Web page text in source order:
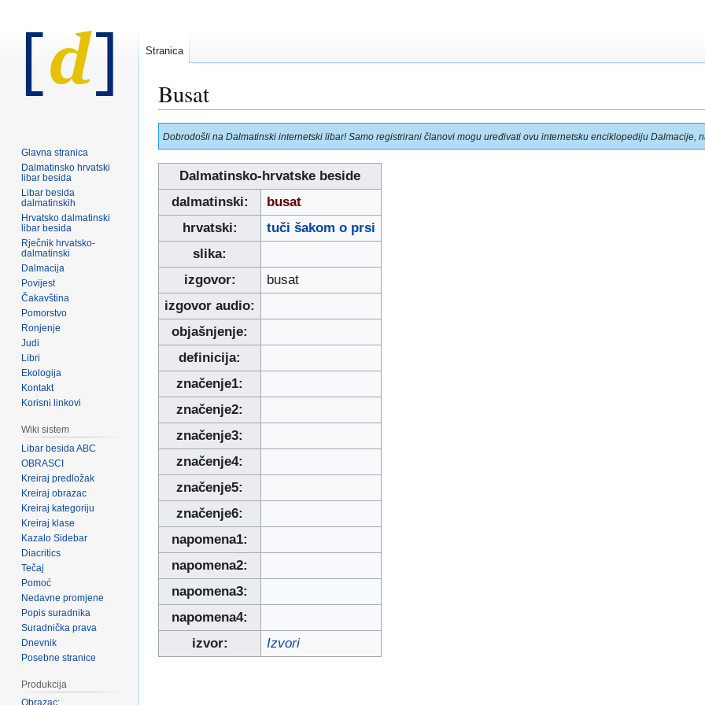
Busat
Prijeđi
na
navigaciju
Prijeđi
na
pretraživanje
Dobrodošli na Dalmatinski internetski libar! Samo registrirani članovi mogu uređivati ovu internetsku enciklopediju Dalmacije,
Dalmatinsko-hrvatske beside
dalmatinski:
busat
hrvatski:
tuči šakom o prsi
slika:
izgovor:
busat
izgovor audio:
objašnjenje:
definicija:
značenje1:
značenje2:
značenje3:
značenje4:
značenje5:
značenje6:
napomena1:
napomena2:
napomena3:
napomena4:
izvor:
Izvori
Stranica
Glavna stranica
Dalmatinsko hrvatski
libar besida
Libar besida
dalmatinskih
Hrvatsko dalmatinski
libar besida
Rječnik hrvatsko-
dalmatinski
Dalmacija
Povijest
Čakavština
Pomorstvo
Ronjenje
Judi
Libri
Ekologija
Kontakt
Korisni linkovi
Wiki sistem
Libar besida ABC
OBRASCI
Kreiraj predložak
Kreiraj obrazac
Kreiraj kategoriju
Kreiraj klase
Kazalo Sidebar
Diacritics
Tečaj
Pomoć
Nedavne promjene
Popis suradnika
Suradnička prava
Dnevnik
Posebne stranice
Produkcija